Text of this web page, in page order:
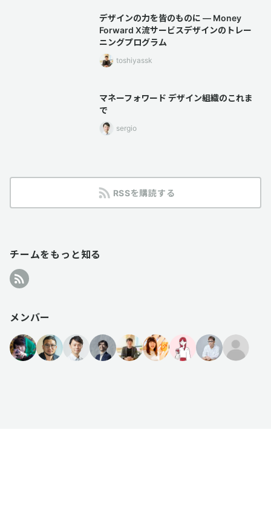
デザインの力を皆のものに — Money
Forward X流サービスデザインのトレー
ニングプログラム
toshiyassk
マネーフォワード デザイン組織のこれま
で
sergio
RSSを購読する
チームをもっと知る
メンバー